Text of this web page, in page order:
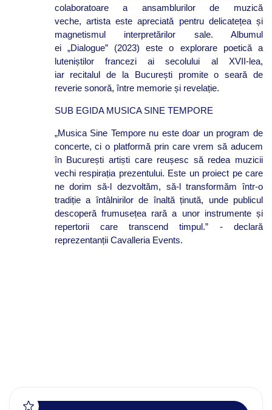
colaboratoare a ansamblurilor de muzică
veche, artista este apreciată pentru delicatețea și
magnetismul interpretărilor sale. Albumul
ei „Dialogue” (2023) este o explorare poetică a
luteniștilor francezi ai secolului al XVII-lea,
iar recitalul de la București promite o seară de
reverie sonoră, între memorie și revelație.
SUB EGIDA MUSICA SINE TEMPORE
„Musica Sine Tempore nu este doar un program de
concerte, ci o platformă prin care vrem să aducem
în București artiști care reușesc să redea muzicii
vechi respirația prezentului. Este un proiect pe care
ne dorim să-l dezvoltăm, să-l transformăm într-o
tradiție a întâlnirilor de înaltă ținută, unde publicul
descoperă frumusețea rară a unor instrumente și
repertorii care transcend timpul.” - declară
reprezentanții Cavalleria Events.